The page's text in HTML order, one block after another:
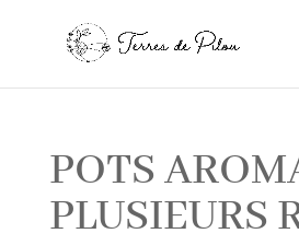
POTS
PLUSIEURS